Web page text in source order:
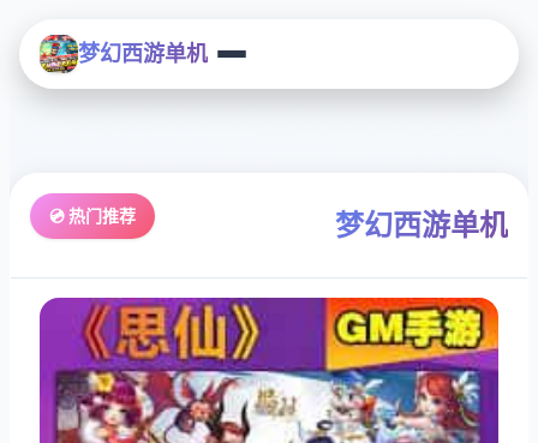
梦幻西游单机
💿 热门推荐 梦幻西游单机